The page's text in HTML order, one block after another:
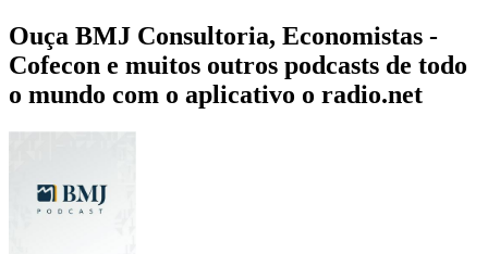
Ouça BMJ Consultoria, Economistas -
Cofecon e muitos outros podcasts de todo
o mundo com o aplicativo o radio.net